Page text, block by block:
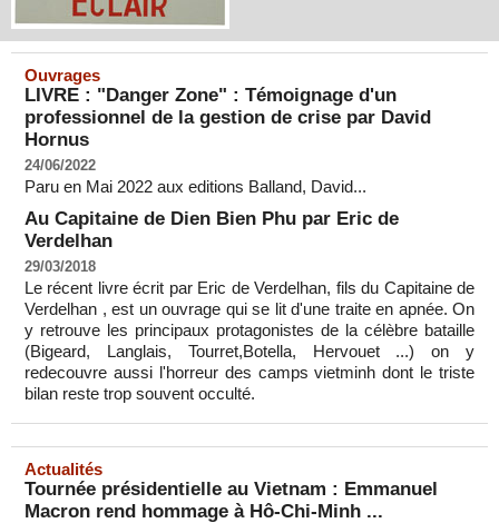
Ouvrages
LIVRE : "Danger Zone" : Témoignage d'un
professionnel de la gestion de crise par David
Hornus
24/06/2022
Paru en Mai 2022 aux editions Balland, David...
Au Capitaine de Dien Bien Phu par Eric de
Verdelhan
29/03/2018
Le récent livre écrit par Eric de Verdelhan, fils du Capitaine de
Verdelhan , est un ouvrage qui se lit d'une traite en apnée. On
y retrouve les principaux protagonistes de la célèbre bataille
(Bigeard, Langlais, Tourret,Botella, Hervouet ...) on y
redecouvre aussi l'horreur des camps vietminh dont le triste
bilan reste trop souvent occulté.
Actualités
Tournée présidentielle au Vietnam : Emmanuel
Macron rend hommage à Hô-Chi-Minh ...